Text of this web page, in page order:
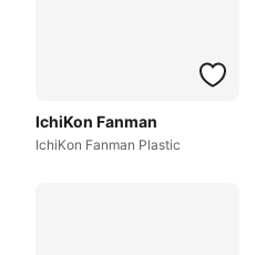
IchiKon Fanman
IchiKon Fanman Plastic